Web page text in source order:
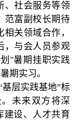
、社会服务等领
范富副校长期待
关领域合作，
，与会人员参观
"暑期挂职实践
期实习。
层实践基地”标
未来双方将深
建设、人才共育